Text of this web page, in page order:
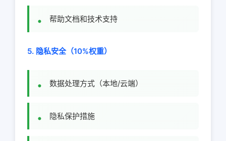
帮助文档和技术支持
5. 隐私安全（10%权重）
数据处理方式（本地/云端）
隐私保护措施